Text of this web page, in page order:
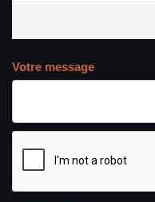
Votre message